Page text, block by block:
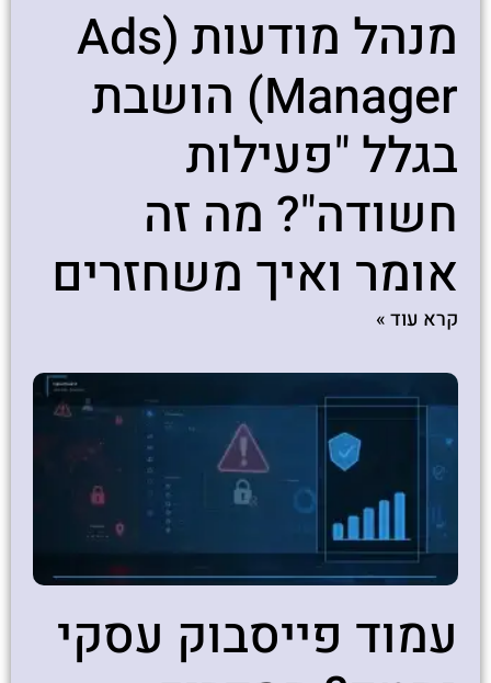
מנהל מודעות (Ads
Manager) הושבת
בגלל "פעילות
חשודה"? מה זה
אומר ואיך משחזרים
קרא עוד »
עמוד פייסבוק עסקי